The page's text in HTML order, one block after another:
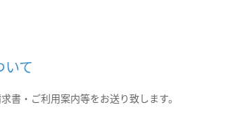
いて
書・ご利用案内等をお送り致します。